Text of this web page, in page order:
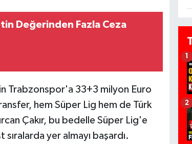
Değerinden Fazla Ceza
Trabzonspor'a 33+3 milyon Euro
hem Süper Lig hem de Türk
Çakır, bu bedelle Süper Lig'e
yer almayı başardı.
1
2